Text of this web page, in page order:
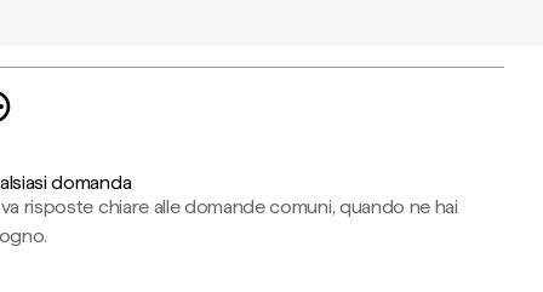
domanda
risposte chiare alle domande comuni, quando ne hai